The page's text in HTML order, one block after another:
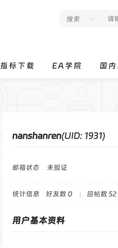
搜索
指标下载 EA学院 国
nanshanren(UID: 1931)
邮箱状态 未验证
统计信息 好友数 0 | 回帖数 52
用户基本资料